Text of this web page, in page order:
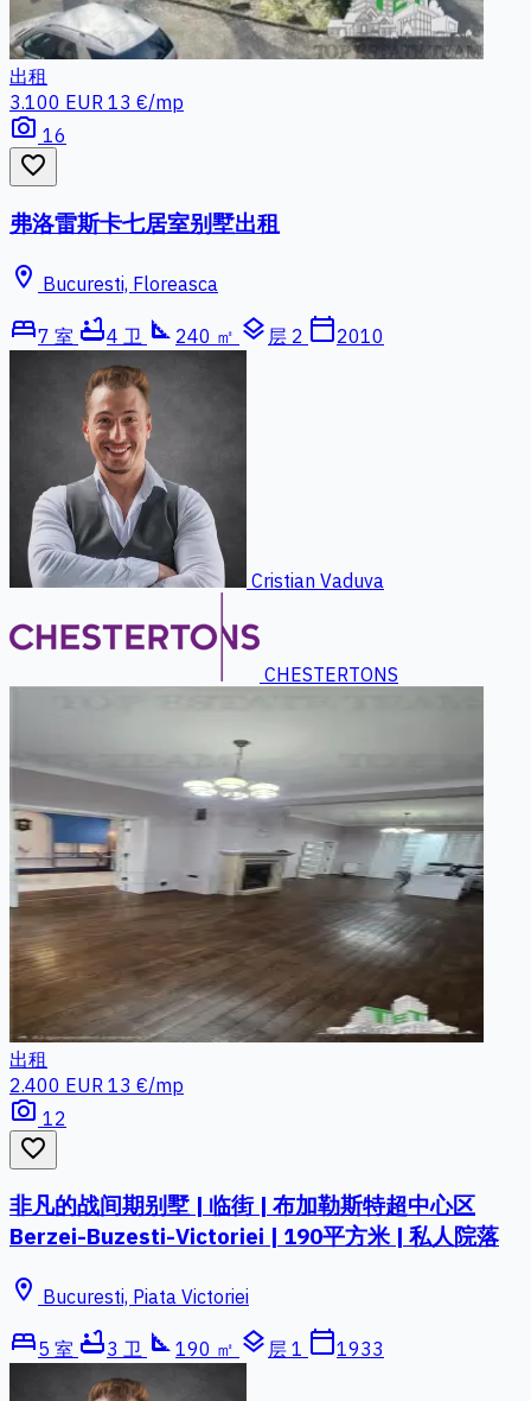
出租
3.100 EUR 13 €/mp
photo_camera 16
favorite_border
弗洛雷斯卡七居室别墅出租
location_on Bucuresti, Floreasca
bed7 室 bathtub4 卫 square_foot 240 ㎡ layers 层 2 calendar_today2010
Cristian Vaduva
CHESTERTONS
出租
2.400 EUR 13 €/mp
photo_camera 12
favorite_border
非凡的战间期别墅 | 临街 | 布加勒斯特超中心区
Berzei-Buzesti-Victoriei | 190平方米 | 私人院落
location_on Bucuresti, Piata Victoriei
bed5 室 bathtub3 卫 square_foot 190 ㎡ layers 层 1 calendar_today1933